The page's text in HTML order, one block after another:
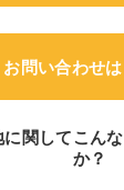
お問い合わせ
関してこん
か？